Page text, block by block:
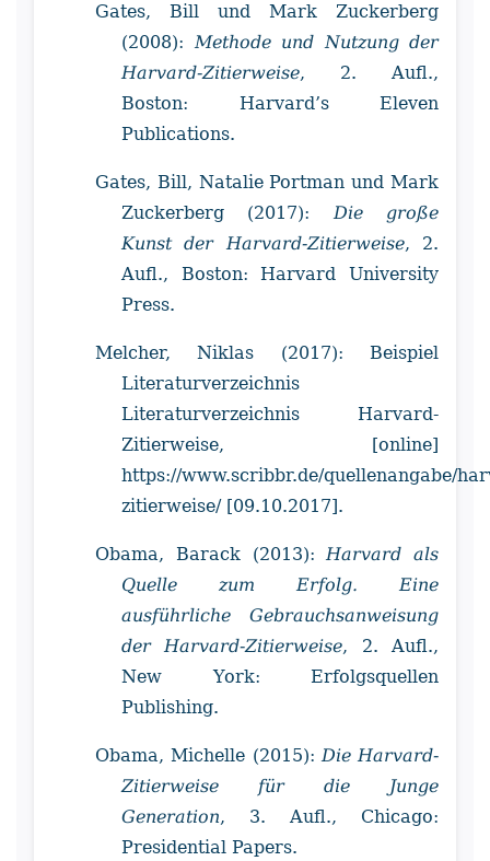
Gates, Bill und Mark Zuckerberg
(2008):Methode und Nutzung der
Harvard-Zitierweise, 2. Aufl.,
Boston: Harvard’s Eleven
Publications.
Gates, Bill, Natalie Portman und Mark
Zuckerberg (2017):Die große
Kunst der Harvard-Zitierweise, 2.
Aufl., Boston: Harvard University
Press.
Melcher, Niklas (2017): Beispiel
Literaturverzeichnis
Literaturverzeichnis Harvard-
Zitierweise, [online]
https://www.scribbr.de/quellenangabe/
zitierweise/ [09.10.2017].
Obama, Barack (2013):Harvard als
Quelle zum Erfolg. Eine
ausführliche Gebrauchsanweisung
der Harvard-Zitierweise, 2. Aufl.,
New York: Erfolgsquellen
Publishing.
Obama, Michelle (2015):Die Harvard-
Zitierweise für die Junge
Generation, 3. Aufl., Chicago:
Presidential Papers.